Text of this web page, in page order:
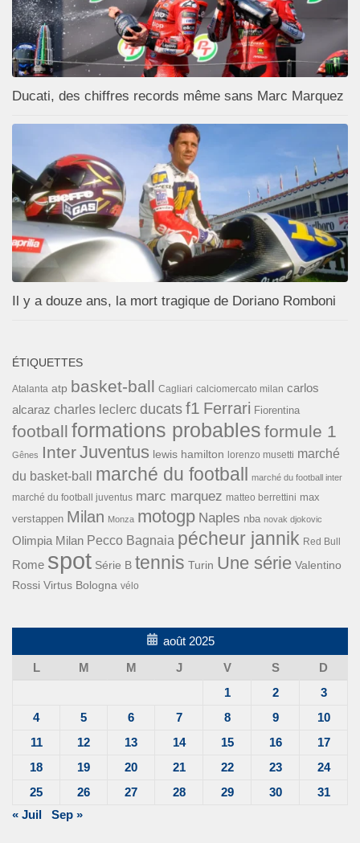
Ducati, des chiffres records même sans Marc Marquez
Il y a douze ans, la mort tragique de Doriano Romboni
ÉTIQUETTES
Atalanta atp basket-ball Cagliari calciomercato milan carlos
alcaraz charles leclerc ducats f1 Ferrari Fiorentina
football formations probables formule 1
Gênes InterJuventus lewis hamilton lorenzo musetti marché
du basket-ball
marché du football marché du football inter
marché du football juventus marc marquez matteo berrettini max
verstappen Milan Monza motogp Naples nba novak djokovic
Olimpia Milan Pecco Bagnaia pécheur jannik Red Bull
Rome spot Série B tennis Turin Une série Valentino
Rossi Virtus Bologna vélo
août 2025
L
M M J V S
D
1
2
3
4
5 6 7 8 9
10
11
12 13 14 15 16
17
18
19 20 21 22 23
24
25
26 27 28 29 30
31
« Juil
Sep »